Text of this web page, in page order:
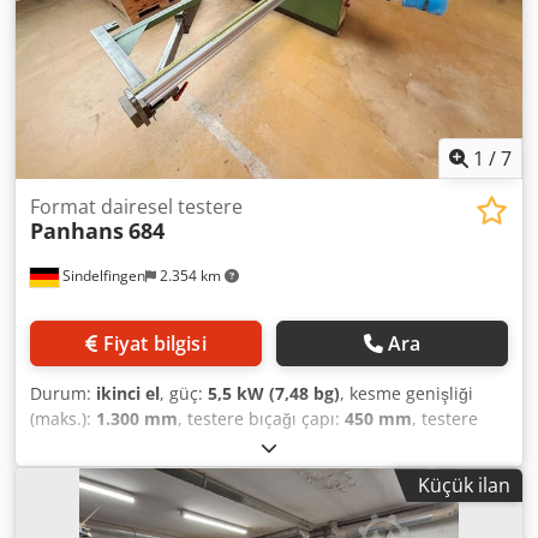
1 /7
Sindelfingen 2.354 km
Format dairesel testere
Panhans684
Fiyat bilgisi Ara
Durum: ikinci el, güç: 5,5 kW (7,48 bg), kesme genişliği
(maks.): 1.300 mm, testere bıçağı çapı: 450 mm, testere
, dönüş hızı (maks.):
dönme hızı (dk.):4.000 dev/dak, toplam uzunluk:2.700
, toplam genişlik:3.150 mm , toplam yükseklik:1.700
, toplam ağırlık:800 kg, No. 3277 Panhans 684 Panel
Küçük ilan